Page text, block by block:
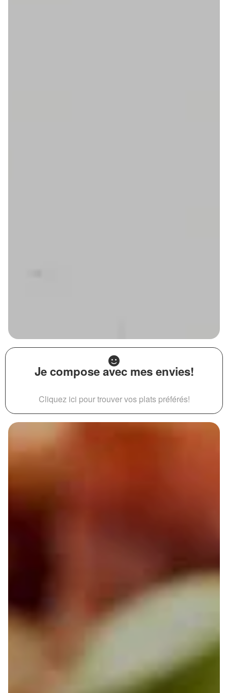
Je compose avec mes envies!
Cliquez ici pour trouver vos plats préférés!